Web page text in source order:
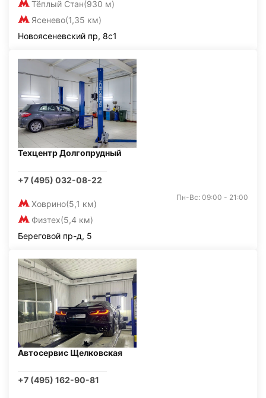
Тёплый Стан(930 м)
Ясенево(1,35 км)
Новоясеневский пр, 8с1
Техцентр Долгопрудный
+7 (495) 032-08-22
Ховрино(5,1 км)
Физтех(5,4 км)
Пн-Вс: 09:00 - 21:00
Береговой пр-д, 5
Автосервис Щелковская
+7 (495) 162-90-81